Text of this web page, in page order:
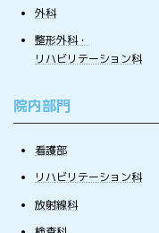
外科
整形外科・
リハビリテーション科
院内部門
看護部
リハビリテーション科
放射線科